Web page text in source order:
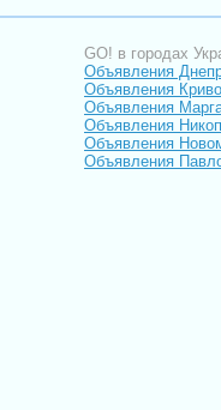
GO! в городах
Объявления
Объявления
Объявления
Объявления
Объявления
Объявления